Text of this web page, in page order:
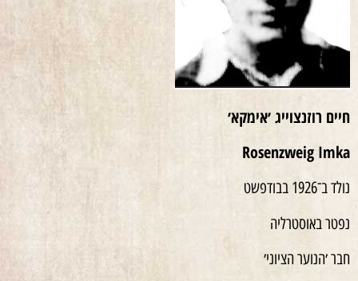
חיים רוזנצוייג ׳אימקא׳
Rosenzweig Imka
נולד ב־1926 בבודפשט
נפטר באוסטרליה
חבר ׳הנוער הציוני׳